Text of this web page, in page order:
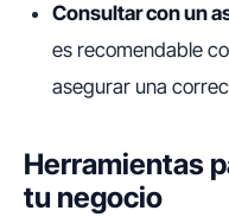
Consultar con un
es recomendable
asegurar una
Herramientas
tu negocio